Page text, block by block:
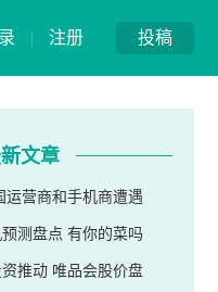
投稿
| 注册
文章
运营商和手机商遭遇
测盘点 有你的菜吗
推动 唯品会股价盘